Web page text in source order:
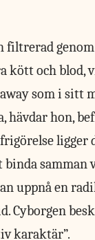
filtrerad
kött och blod,
som i sitt
hon,
ligger
binda
uppnå en
Cyborgen
karaktär”.